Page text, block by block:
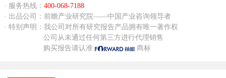
· 服务热线： 400-068-7188
· 出品公司：前瞻产业研究院——中国产业咨询领导者
· 特别声明：我公司对所有研究报告产品拥有唯一著作权
公司从未通过任何第三方进行代理销售
购买报告请认准
商标